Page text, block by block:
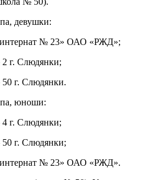
девушки:
№ 23» ОАО «РЖД»;
г. Слюдянки;
г. Слюдянки.
юноши:
г. Слюдянки;
г. Слюдянки;
№ 23» ОАО «РЖД».